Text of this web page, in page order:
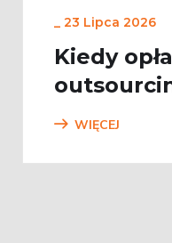
_ 23 Lipca 2026
Kiedy
WIĘCEJ